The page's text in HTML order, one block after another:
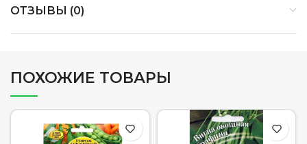
ОТЗЫВЫ (0)
ПОХОЖИЕ ТОВАРЫ